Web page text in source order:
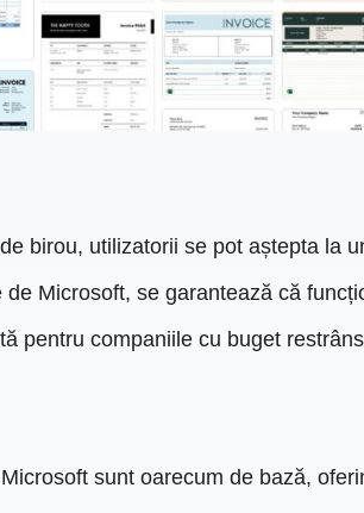
birou, utilizatorii se pot aștepta la
Microsoft, se garantează că
pentru companiile cu buget
sunt oarecum de bază,